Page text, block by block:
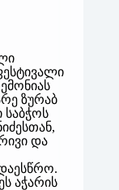
ზურაბ
საბჭოს
და
აჭარის